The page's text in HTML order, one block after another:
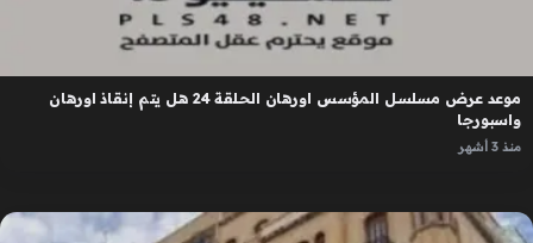
موعد عرض مسلسل المؤسس اورهان الحلقة 24 هل يتم إنقاذ اورهان
واسبورجا
منذ 3 أشهر